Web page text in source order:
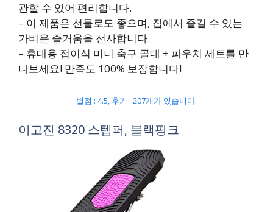
관할 수 있어 편리합니다.
– 이 제품은 선물로도 좋으며, 집에서 즐길 수 있는
가벼운 즐거움을 선사합니다.
– 휴대용 접이식 미니 축구 골대 + 파우치 세트를 만
나보세요! 만족도 100% 보장합니다!
별점 : 4.5, 후기 : 207개가 있습니다.
이고진 8320 스텝퍼, 블랙핑크